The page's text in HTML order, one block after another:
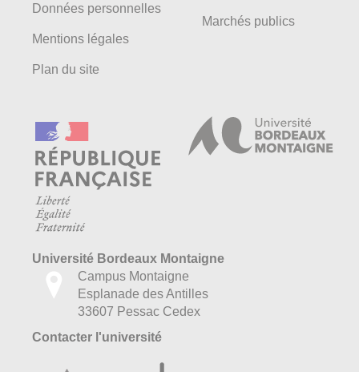
Données personnelles
Mentions légales
Plan du site
Marchés publics
Université Bordeaux Montaigne
Campus Montaigne
Esplanade des Antilles
33607 Pessac Cedex
Contacter l'université